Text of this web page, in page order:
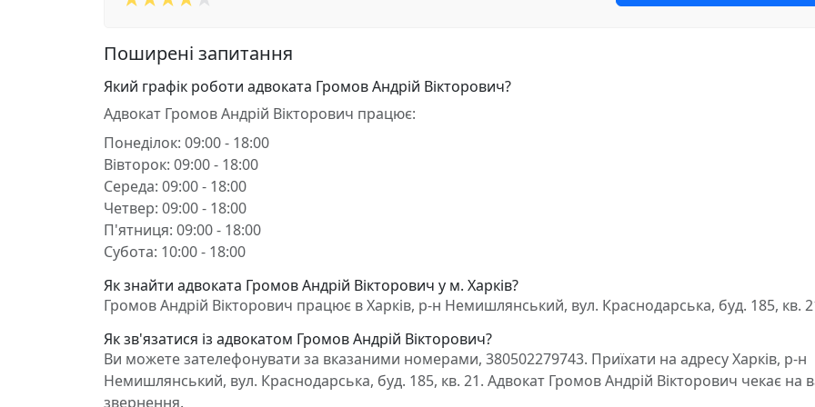
Поширені запитання
Який графік роботи адвоката Громов Андрій Вікторович?
Адвокат Громов Андрій Вікторович працює:
Понеділок: 09:00 - 18:00
Вівторок: 09:00 - 18:00
Середа: 09:00 - 18:00
Четвер: 09:00 - 18:00
П'ятниця: 09:00 - 18:00
Субота: 10:00 - 18:00
Як знайти адвоката Громов Андрій Вікторович у м. Харків?
Громов Андрій Вікторович працює в Харків, р-н Немишлянський, вул. Краснодарська, буд. 185, кв.
Як зв'язатися із адвокатом Громов Андрій Вікторович?
Ви можете зателефонувати за вказаними номерами, 380502279743. Приїхати на адресу Харків, р-н
Немишлянський, вул. Краснодарська, буд. 185, кв. 21. Адвокат Громов Андрій Вікторович чекає на
звернення.